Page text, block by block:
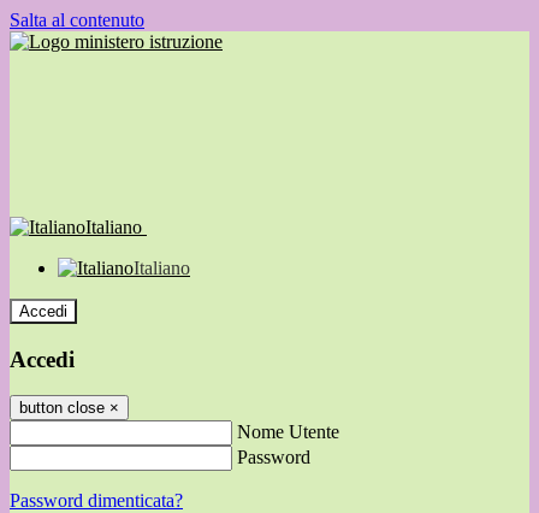
Salta al contenuto
Italiano
Italiano
Accedi
Accedi
button close ×
Nome Utente
Password
Password dimenticata?